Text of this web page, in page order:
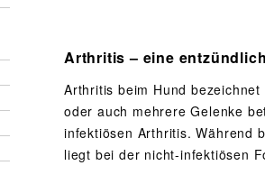
Arthritis – eine
Arthritis beim Hund
oder auch mehrere Gelenke
infektiösen Arthritis. Während
liegt bei der nicht-infektiösen